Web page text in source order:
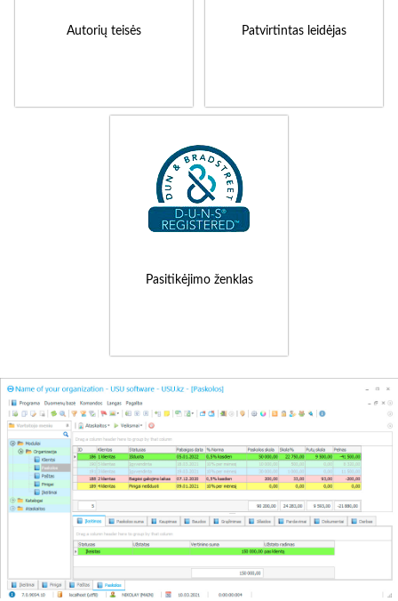
Autorių teisės Patvirtintas leidėjas
Pasitikėjimo ženklas